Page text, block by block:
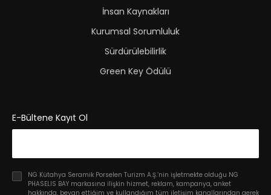
İnsan Kaynakları
Kurumsal Sorumluluk
Sürdürülebilirlik
Green Key Ödülü
E-Bültene Kayıt Ol
NG Kütahya Seramik Porselen Turizm A.Ş.’nin işletmekte olduğu NG
PHASELIS BAY markasına ilişkin hizmet, reklam, kampanya, anket
hakkında, beyan ettiğim ve kullandığım tüm iletişim kanallarından gerek